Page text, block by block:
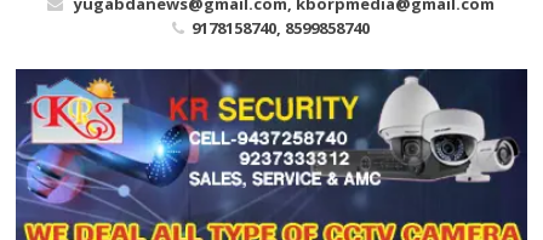
9178158740, 8599858740